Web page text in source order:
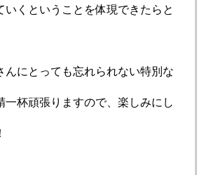
いくということを体現できたらと
んにとっても忘れられない特別な
一杯頑張りますので、楽しみにし